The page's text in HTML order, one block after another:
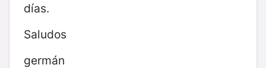
días.
Saludos
germán